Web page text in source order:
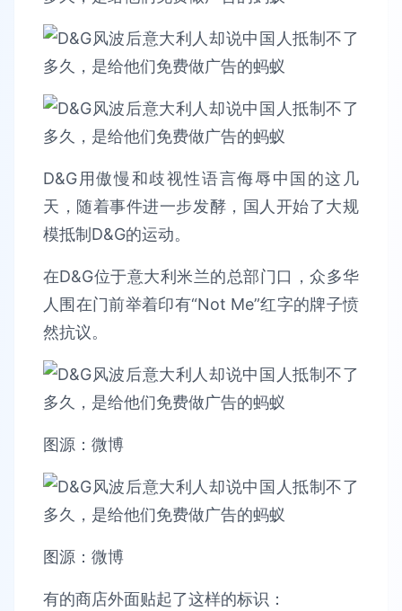
D&G用傲慢和歧视性语言侮辱中国的这几
天，随着事件进一步发酵，国人开始了大规
模抵制D&G的运动。
在D&G位于意大利米兰的总部门口，众多华
人围在门前举着印有“Not Me”红字的牌子愤
然抗议。
图源：微博
图源：微博
有的商店外面贴起了这样的标识：